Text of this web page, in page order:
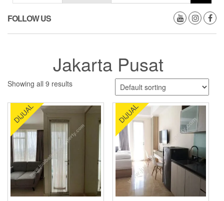
FOLLOW US
Jakarta Pusat
Showing all 9 results
DIJUAL DIJUAL